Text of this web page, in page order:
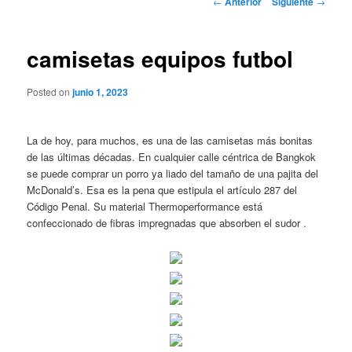
camisetas equipos futbol
Posted onjunio 1, 2023
La de hoy, para muchos, es una de las camisetas más bonitas
de las últimas décadas. En cualquier calle céntrica de Bangkok
se puede comprar un porro ya liado del tamaño de una pajita del
McDonald’s. Esa es la pena que estipula el artículo 287 del
Código Penal. Su material Thermoperformance está
confeccionado de fibras impregnadas que absorben el sudor .